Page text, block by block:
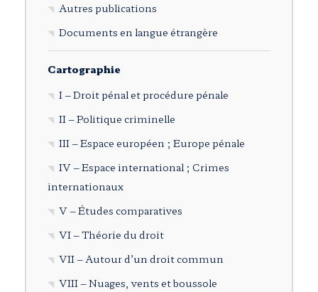
Autres publications
Documents en langue étrangère
Cartographie
I – Droit pénal et procédure pénale
II – Politique criminelle
III – Espace européen ; Europe pénale
IV – Espace international ; Crimes
internationaux
V – Études comparatives
VI – Théorie du droit
VII – Autour d’un droit commun
VIII – Nuages, vents et boussole